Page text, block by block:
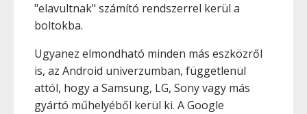
"elavultnak" számító rendszerrel kerül a
boltokba.
Ugyanez elmondható minden más eszközről
is, az Android univerzumban, függetlenül
attól, hogy a Samsung, LG, Sony vagy más
gyártó műhelyéből kerül ki. A Google